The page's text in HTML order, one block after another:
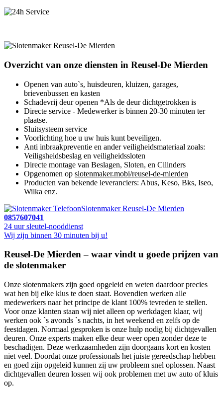
Overzicht van onze diensten in Reusel-De Mierden
Openen van auto`s, huisdeuren, kluizen, garages,
brievenbussen en kasten
Schadevrij deur openen *Als de deur dichtgetrokken is
Directe service - Medewerker is binnen 20-30 minuten ter
plaatse.
Sluitsysteem service
Voorlichting hoe u uw huis kunt beveiligen.
Anti inbraakpreventie en ander veiligheidsmateriaal zoals:
Veiligsheidsbeslag en veiligheidssloten
Directe montage van Beslagen, Sloten, en Cilinders
Opgenomen op slotenmaker.mobi/reusel-de-mierden
Producten van bekende leveranciers: Abus, Keso, Bks, Iseo,
Wilka enz.
Slotenmaker Reusel-De Mierden
0857607041
24 uur sleutel-nooddienst
Wij zijn binnen 30 minuten bij u!
Reusel-De Mierden – waar vindt u goede prijzen van
de slotenmaker
Onze slotenmakers zijn goed opgeleid en weten daardoor precies
wat hen bij elke klus te doen staat. Bovendien werken alle
medewerkers naar het principe de klant 100% tevreden te stellen.
Voor onze klanten staan wij niet alleen op werkdagen klaar, wij
werken ook `s avonds `s nachts, in het weekend en zelfs op de
feestdagen. Normaal gesproken is onze hulp nodig bij dichtgevallen
deuren. Onze experts maken elke deur weer open zonder deze te
beschadigen. Deze werkzaamheden zijn doorgaans kort en kosten
niet veel. Doordat onze professionals het juiste gereedschap hebben
en goed zijn opgeleid kunnen zij uw probleem snel oplossen. Naast
dichtgevallen deuren lossen wij ook problemen met uw auto of kluis
op.